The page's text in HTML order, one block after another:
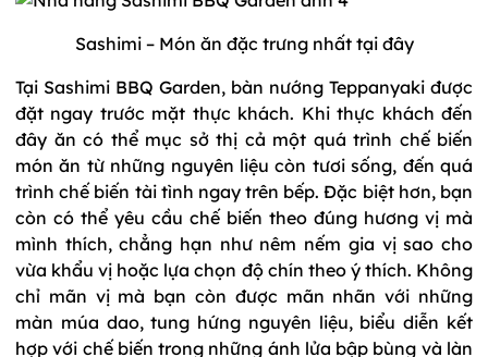
Sashimi – Món ăn đặc trưng nhất tại đây
Tại Sashimi BBQ Garden, bàn nướng Teppanyaki được
đặt ngay trước mặt thực khách. Khi thực khách đến
đây ăn có thể mục sở thị cả một quá trình chế biến
món ăn từ những nguyên liệu còn tươi sống, đến quá
trình chế biến tài tình ngay trên bếp. Đặc biệt hơn, bạn
còn có thể yêu cầu chế biến theo đúng hương vị mà
mình thích, chẳng hạn như nêm nếm gia vị sao cho
vừa khẩu vị hoặc lựa chọn độ chín theo ý thích. Không
chỉ mãn vị mà bạn còn được mãn nhãn với những
màn múa dao, tung hứng nguyên liệu, biểu diễn kết
hợp với chế biến trong những ánh lửa bập bùng và làn